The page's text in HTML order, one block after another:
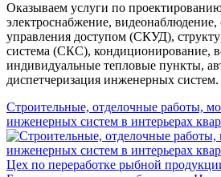
Оказываем услуги по
электроснабжение,
управления доступом (СКУД),
система (СКС), кондиционирование,
индивидуальные тепловые пункты,
диспетчеризация инженерных систем.
Строительные, отделочные работы,
инженерных систем в интерьерах
Цех по переработке рыбной